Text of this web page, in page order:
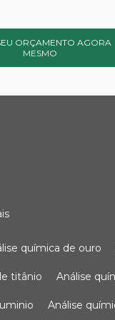
ORÇAMENTO AGORA
MESMO
química de ouro
titânio análise
análise